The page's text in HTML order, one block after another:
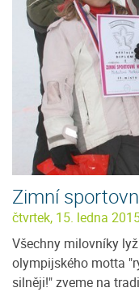
Zimní
čtvrtek, 15. ledna
Všechny milovníky
olympijského motta
silněji!" zveme na